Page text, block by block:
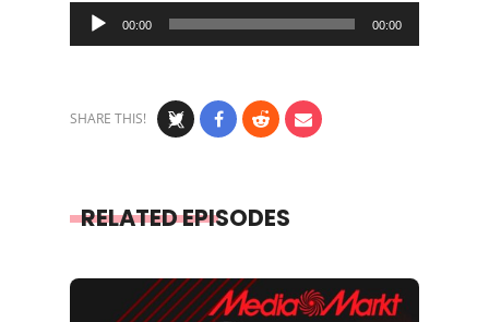
Audio
Player
00:00 00:00
SHARE THIS!
RELATED EPISODES